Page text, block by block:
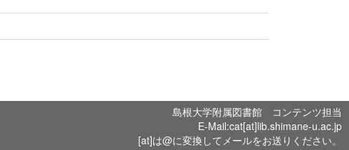
島根大学附属図書館 コンテンツ担当
E-Mail:cat[at]lib.shimane-u.ac.jp
[at]は@に変換してメールをお送りください。